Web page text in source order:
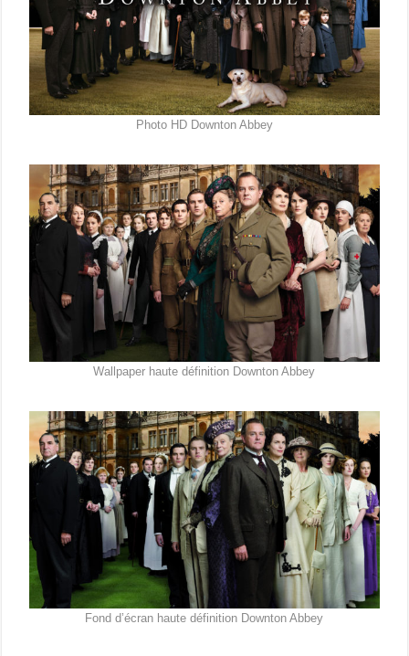
Photo HD Downton Abbey
Wallpaper haute définition Downton Abbey
Fond d’écran haute définition Downton Abbey